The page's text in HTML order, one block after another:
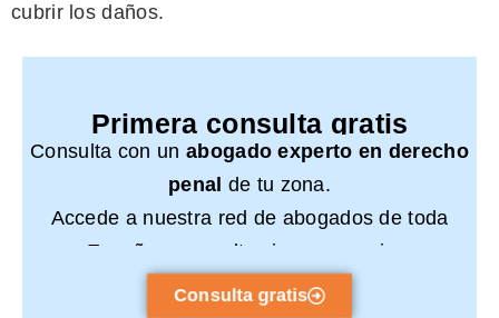
cubrir los daños.
Primera consulta gratis
Consulta con un abogado experto en derecho
penal de tu zona.
Accede a nuestra red de abogados de toda
España y consulta sin compromiso.
Consulta gratis